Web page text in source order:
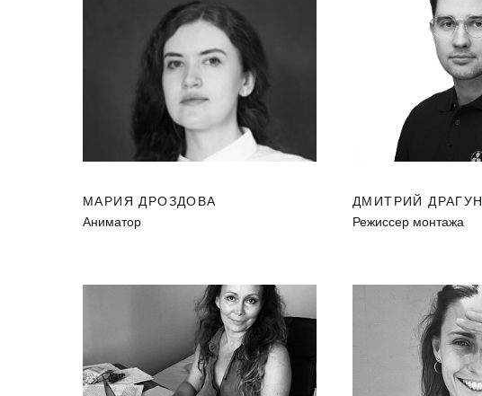
МАРИЯ ДРОЗДОВА
Аниматор
ДМИТРИЙ ДРАГУН
Режиссер монтажа